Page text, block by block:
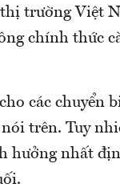
trường Việt
chính thức
các chuyển
trên. Tuy
hưởng nhất